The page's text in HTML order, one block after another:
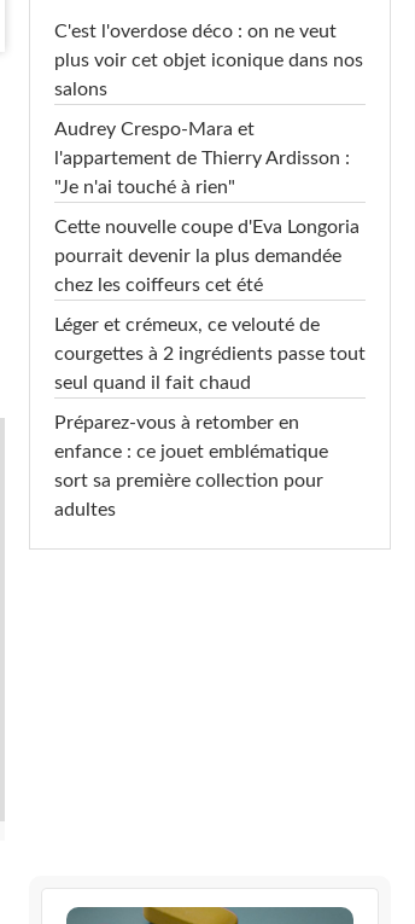
C'est l'overdose déco : on ne veut
plus voir cet objet iconique dans nos
salons
Audrey Crespo-Mara et
l'appartement de Thierry Ardisson :
"Je n'ai touché à rien"
Cette nouvelle coupe d'Eva Longoria
pourrait devenir la plus demandée
chez les coiffeurs cet été
Léger et crémeux, ce velouté de
courgettes à 2 ingrédients passe tout
seul quand il fait chaud
Préparez-vous à retomber en
enfance : ce jouet emblématique
sort sa première collection pour
adultes